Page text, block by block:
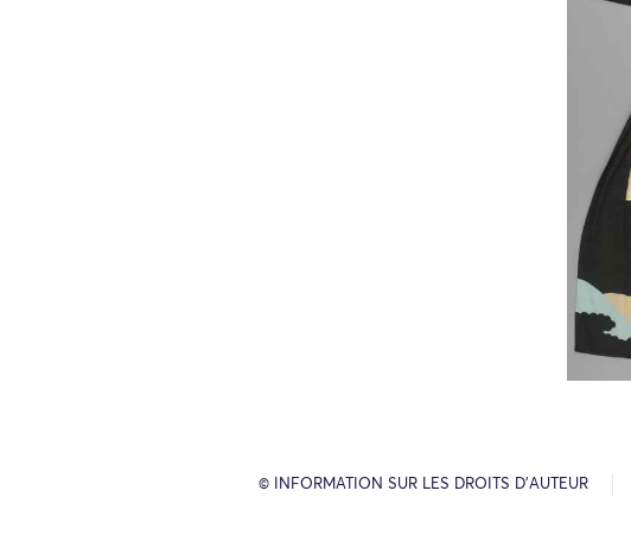
© INFORMATION SUR LES DROITS D’AUTEUR